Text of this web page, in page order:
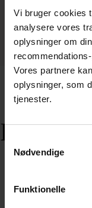
Vi bruger cookies
analysere vores
oplysninger om
Vores partnere
oplysninger, som
tjenester.
Samtykkevalg
Nødvendige
Funktionelle